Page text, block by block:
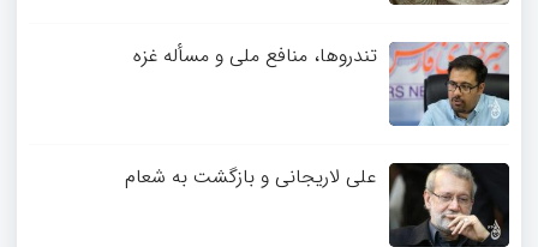
تندروها، منافع ملی و مسأله غزه
علی لاریجانی و بازگشت به شعام